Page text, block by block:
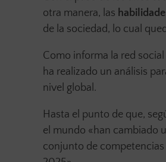
otra manera, las
de la sociedad, lo cual
Como informa la red
ha realizado un análisis
nivel global.
Hasta el punto de que,
el mundo «han cambiado
conjunto de competencias